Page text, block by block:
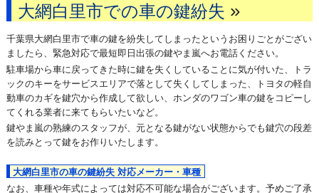
大網白里市での車の鍵紛失 »
千葉県大網白里市で車の鍵を紛失してしまったというお困りごとがござい
ましたら、緊急対応で最短即日出張の鍵やま嵐へお電話ください。
駐車場から車に戻ってきた時に鍵を失くしていることに気が付いた、トラ
ックのキーをサービスエリアで落として失くしてしまった、トヨタの軽自
動車のカギを鍵穴から作成して欲しい、ホンダのワゴン車の鍵をコピーし
てくれる業者に来てもらいたいなど。
鍵やま嵐の熟練のスタッフが、元となる鍵がない状態からでも鍵穴の段差
を読みとって鍵をお作りいたします。
大網白里市の車の鍵紛失 対応メーカー・車種
なお、車種や年式によっては対応不可能な場合がございます。予めご了承